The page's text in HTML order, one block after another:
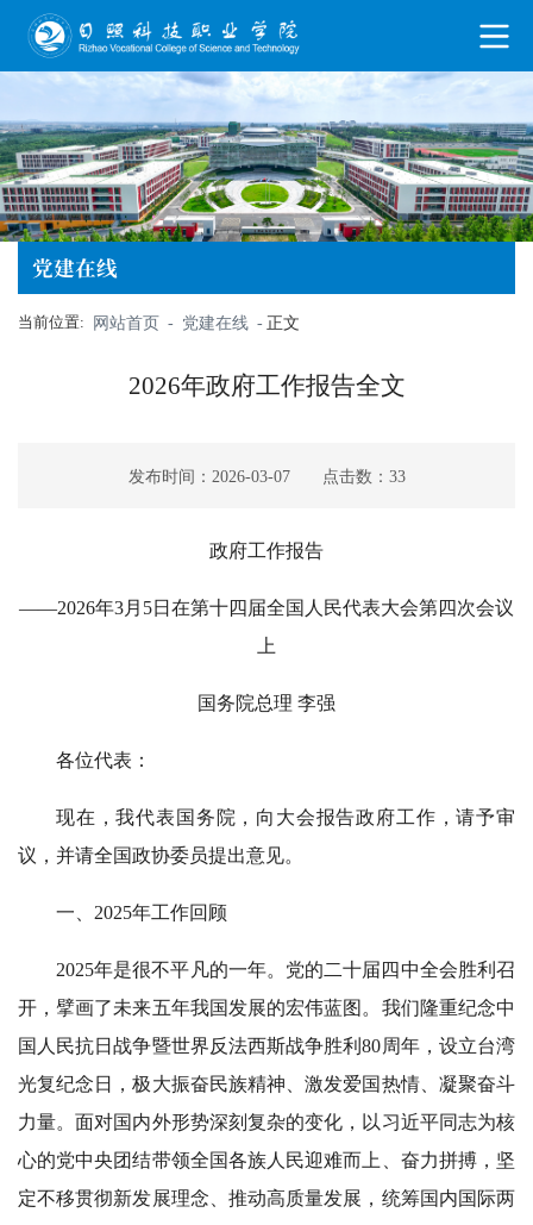
党建在线
当前位置: 网站首页 - 党建在线 - 正文
2026年政府工作报告全文
发布时间：2026-03-07 点击数： 33
政府工作报告
——2026年3月5日在第十四届全国人民代表大会第四次会议
上
国务院总理 李强
各位代表：
现在，我代表国务院，向大会报告政府工作，请予审
议，并请全国政协委员提出意见。
一、2025年工作回顾
2025年是很不平凡的一年。党的二十届四中全会胜利召
开，擘画了未来五年我国发展的宏伟蓝图。我们隆重纪念中
国人民抗日战争暨世界反法西斯战争胜利80周年，设立台湾
光复纪念日，极大振奋民族精神、激发爱国热情、凝聚奋斗
力量。面对国内外形势深刻复杂的变化，以习近平同志为核
心的党中央团结带领全国各族人民迎难而上、奋力拼搏，坚
定不移贯彻新发展理念、推动高质量发展，统筹国内国际两